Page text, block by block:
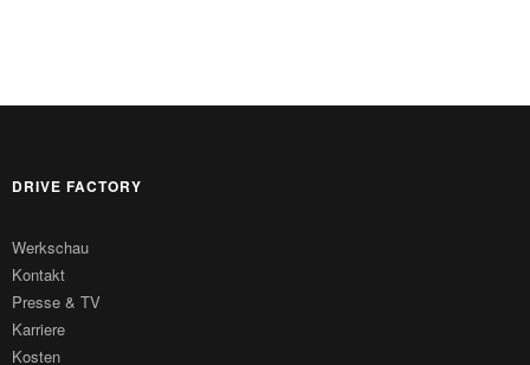
DRIVE FACTORY
Werkschau
Kontakt
Presse & TV
Karriere
Kosten